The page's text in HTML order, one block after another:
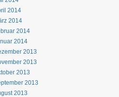
2014
2014
2014
2014
2013
2013
2013
2013
2013